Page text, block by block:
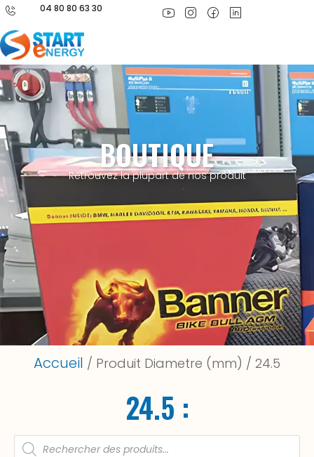
04 80 80 63 30
BOUTIQUE
Retrouvez la plupart de nos produit
Accueil / Produit Diametre (mm) / 24.5
24.5 :